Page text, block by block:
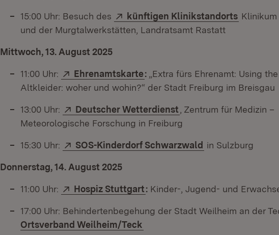
15:00 Uhr: Besuch des Extern:
künftigen Klinikstandorts (Öffnet
und der Murgtalwerkstätten, Landratsamt Rastatt
Mittwoch, 13. August 2025
11:00 Uhr: Extern:
Ehrenamtskarte(Öffnet in neuem Fenster)
: „Extra fürs Ehrenamt: Using
Altkleider: woher und wohin?“ der Stadt Freiburg im Breisgau
13:00 Uhr: Extern:
Deutscher Wetterdienst (Öffnet in neuem
, Zentrum für Medizin –
Meteorologische Forschung in Freiburg
15:30 Uhr: Extern:
SOS-Kinderdorf Schwarzwald (Öffnet in neuem
in Sulzburg
Donnerstag, 14. August 2025
11:00 Uhr: Extern:
Hospiz Stuttgart(Öffnet in neuem Fenster)
: Kinder-, Jugend- und
17:00 Uhr: Behindertenbegehung der Stadt Weilheim an der
Ortsverband Weilheim/Teck